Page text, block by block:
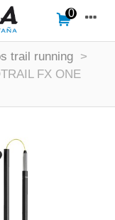
0
trail running >
FX ONE